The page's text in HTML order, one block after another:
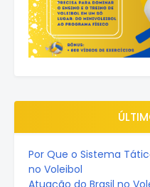
Por Que o Sistema
no Voleibol